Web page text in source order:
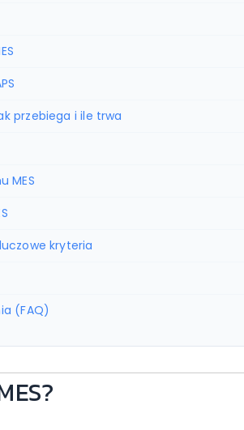
przebiega i ile trwa
MES
kryteria
(FAQ)